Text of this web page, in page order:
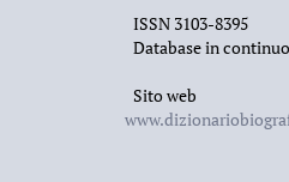
ISSN 3103-8395
Database in
Sito web